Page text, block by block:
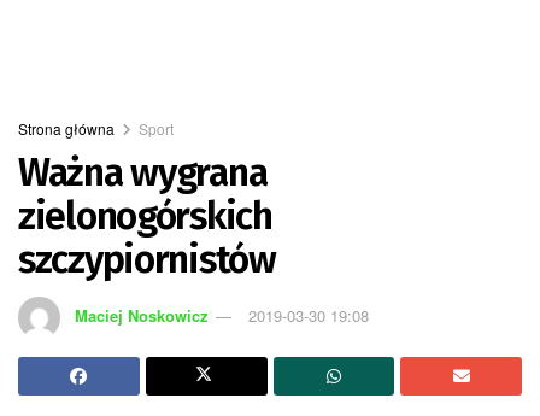
Strona główna Sport
Ważna wygrana
zielonogórskich
szczypiornistów
Maciej Noskowicz 2019-03-30 19:08